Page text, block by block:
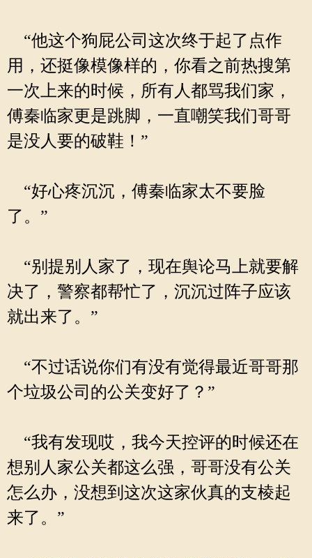
“他这个狗屁公司这次终于起了点作
用，还挺像模像样的，你看之前热搜第
一次上来的时候，所有人都骂我们家，
傅秦临家更是跳脚，一直嘲笑我们哥哥
是没人要的破鞋！”
“好心疼沉沉，傅秦临家太不要脸
了。”
“别提别人家了，现在舆论马上就要解
决了，警察都帮忙了，沉沉过阵子应该
就出来了。”
“不过话说你们有没有觉得最近哥哥那
个垃圾公司的公关变好了？”
“我有发现哎，我今天控评的时候还在
想别人家公关都这么强，哥哥没有公关
怎么办，没想到这次这家伙真的支棱起
来了。”